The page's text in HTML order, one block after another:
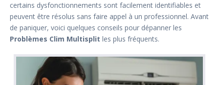
certains dysfonctionnements sont facilement identifiables et
peuvent être résolus sans faire appel à un professionnel. Avant
de paniquer, voici quelques conseils pour dépanner les
Problèmes Clim Multisplit les plus fréquents.